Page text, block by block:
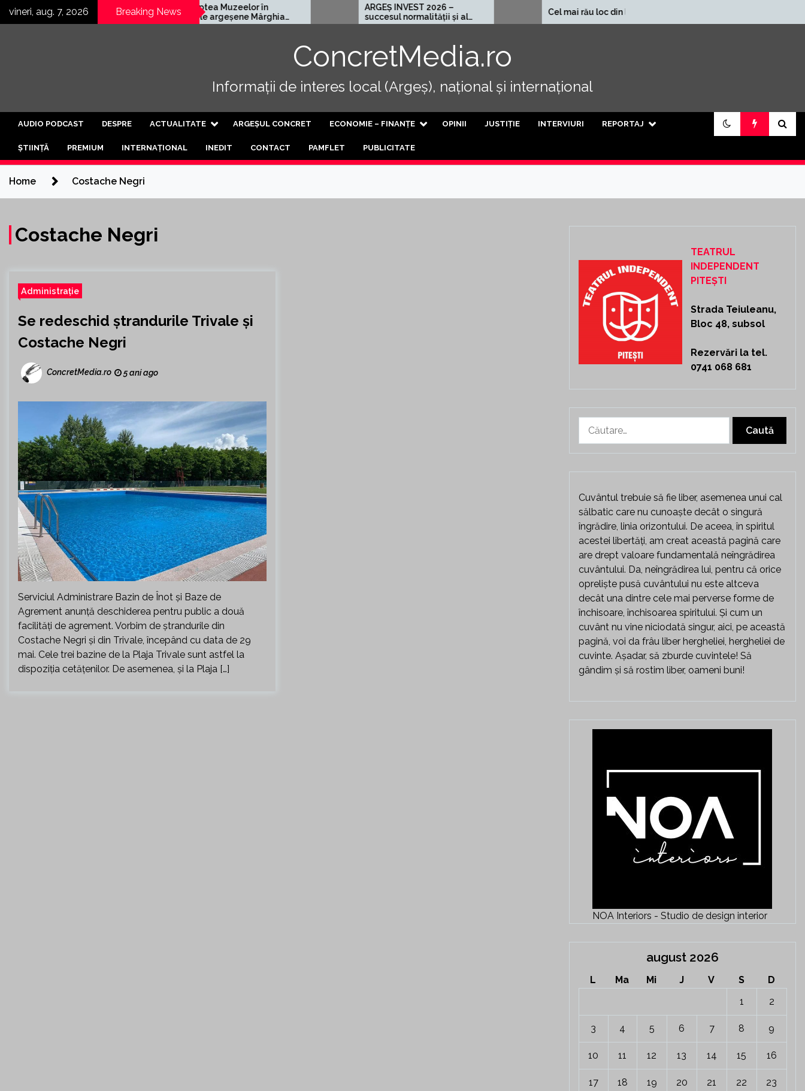
Skipvineri, aug. 7, 2026 Breaking News
a treia
de
Noaptea Muzeelor în
satele argeșene Mârghia
de Jos și Mârghia de Sus
ARGEȘ INVEST 2026 –
succesul normalității și al
progresului
Cel mai rău loc din lume
țară
ConcretMedia.ro
Informații de interes local (Argeș), național și internațional
AUDIO PODCAST DESPRE ACTUALITATE ARGEȘUL CONCRET ECONOMIE – FINANȚE OPINII JUSTIȚIE INTERVIURI REPORTAJ
ȘTIINȚĂ PREMIUM INTERNAȚIONAL INEDIT CONTACT PAMFLET PUBLICITATE
Home Costache Negri
Costache Negri
Administrație
Se redeschid ștrandurile Trivale și
Costache Negri
ConcretMedia.ro 5 ani ago
Serviciul Administrare Bazin de Înot și Baze de
Agrement anunță deschiderea pentru public a două
facilități de agrement. Vorbim de ștrandurile din
Costache Negri și din Trivale, începând cu data de 29
mai. Cele trei bazine de la Plaja Trivale sunt astfel la
dispoziția cetățenilor. De asemenea, și la Plaja […]
TEATRUL
INDEPENDENT
PITEȘTI
Strada Teiuleanu,
Bloc 48, subsol
Rezervări la tel.
0741 068 681
după:
Cuvântul trebuie să fie liber, asemenea unui cal
sălbatic care nu cunoaște decât o singură
îngrădire, linia orizontului. De aceea, în spiritul
acestei libertăți, am creat această pagină care
are drept valoare fundamentală neîngrădirea
cuvântului. Da, neîngrădirea lui, pentru că orice
opreliște pusă cuvântului nu este altceva
decât una dintre cele mai perverse forme de
închisoare, închisoarea spiritului. Și cum un
cuvânt nu vine niciodată singur, aici, pe această
pagină, voi da frâu liber hergheliei, hergheliei de
cuvinte. Așadar, să zburde cuvintele! Să
gândim și să rostim liber, oameni buni!
NOA Interiors - Studio de design interior
august 2026
L Ma Mi J V S
D
1
2
3 4 5 6 7 8 9
10 11 12 13 14 15 16
17 18 19 20 21 22 23